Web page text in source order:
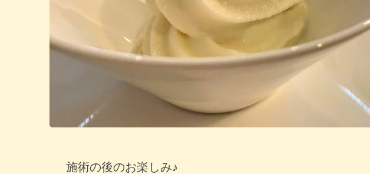
施術の後のお楽しみ♪